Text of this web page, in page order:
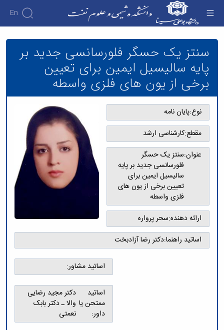
En
ایمین برای تعیین برخی از یون های فلزی واسطه -
دانشکده شیمی و علوم نفت
سنتز یک حسگر فلورسانسی جدید بر
پایه سالیسیل ایمین برای تعیین
برخی از یون های فلزی واسطه
نوع:پایان نامه
مقطع:کارشناسی ارشد
عنوان:سنتز یک حسگر
فلورسانسی جدید بر پایه
سالیسیل ایمین برای
تعیین برخی از یون های
فلزی واسطه
ارائه دهنده:سحر پرواره
اساتید راهنما:دکتر رضا آزادبخت
اساتید مشاور:
اساتید
ممتحن یا
داور:
دکتر مجید رضایی
والا ـ دکتر بابک
نعمتی